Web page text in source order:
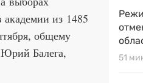
академии из 1485
общему
Балега,
51